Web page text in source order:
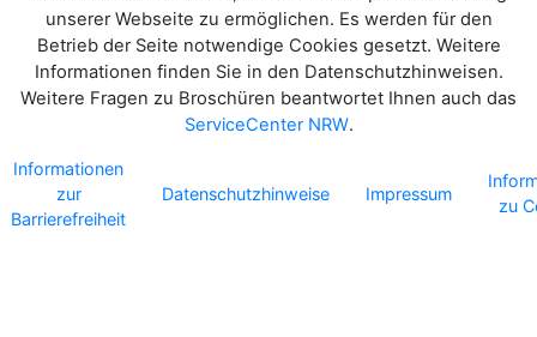
unserer Webseite zu ermöglichen. Es werden für den
Betrieb der Seite notwendige Cookies gesetzt. Weitere
Informationen finden Sie in den Datenschutzhinweisen.
Weitere Fragen zu Broschüren beantwortet Ihnen auch das
ServiceCenter NRW.
Informationen
zur
Barrierefreiheit
Datenschutzhinweise Impressum
zu